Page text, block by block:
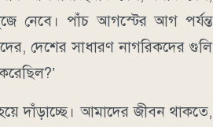
নেবে। পাঁচ আগস্টের আগ পর্যন্ত
দেশের সাধারণ নাগরিকদের গুলি
দাঁড়াচ্ছে। আমাদের জীবন থাকতে,